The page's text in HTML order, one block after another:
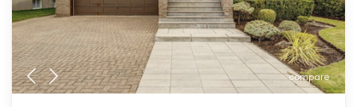
compare